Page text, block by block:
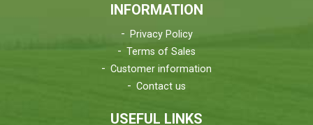
INFORMATION
Privacy Policy
Terms of Sales
Customer information
Contact us
USEFUL LINKS